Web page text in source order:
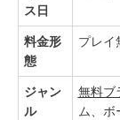
ス日
料金形
態
プレイ
ジャン
ル
無料ブ
ム、